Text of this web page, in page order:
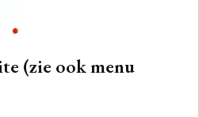
(zie ookmenu